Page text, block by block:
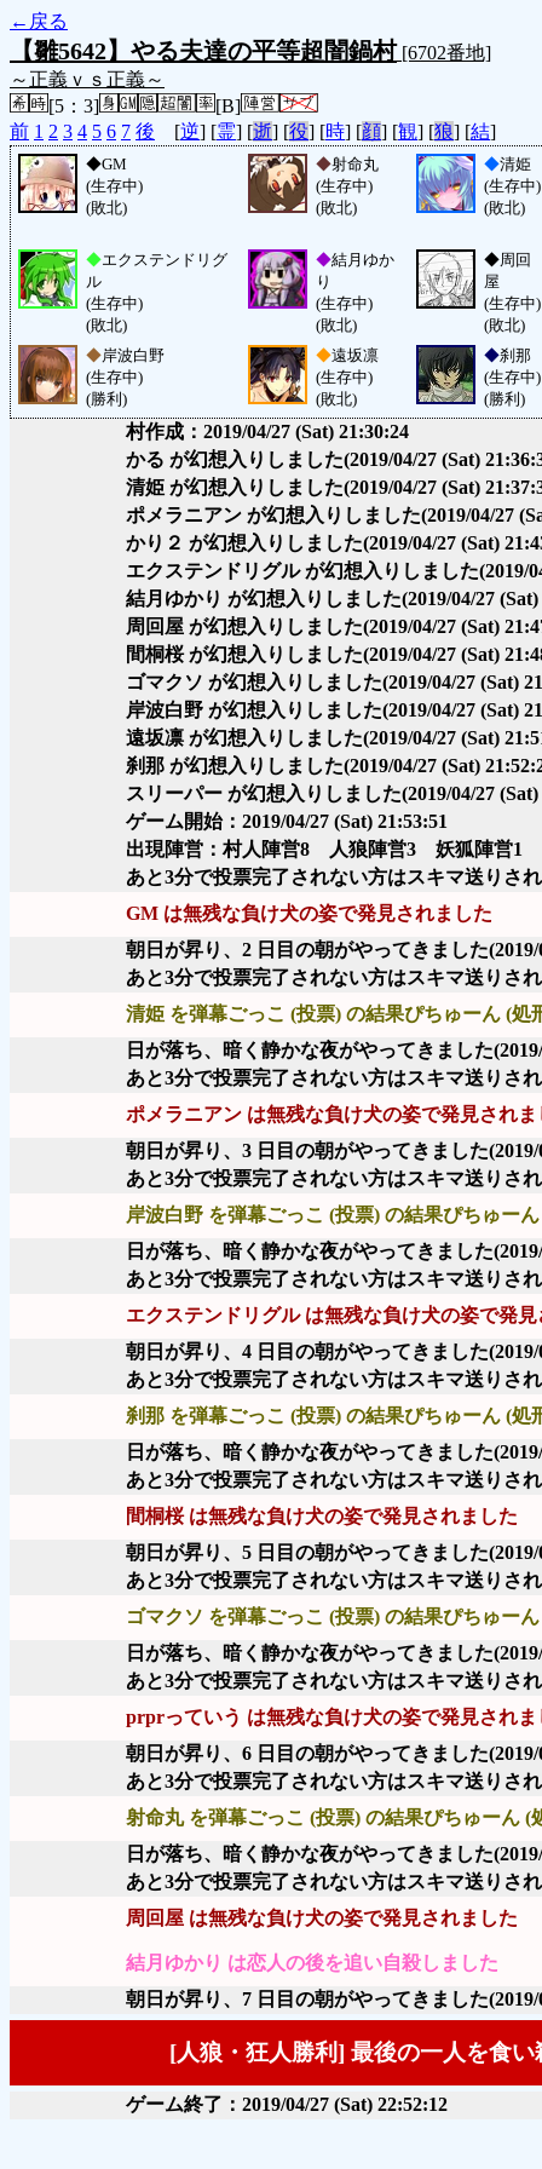
←戻る
【雛5642】やる夫達の平等超闇鍋村[6702番地]
～正義ｖｓ正義～
[5：3]
[B]
前 1 2 3 4 5 6 7 後 [逆] [霊] [逝] [役] [時] [顔] [観] [狼] [結]
◆GM
(生存中)
(敗北)
◆射命丸
(生存中)
(敗北)
◆清姫
(生存中)
(敗北)
◆エクステンドリグ
ル
(生存中)
(敗北)
◆結月ゆか
り
(生存中)
(敗北)
◆周回
屋
(生存中)
(敗北)
◆岸波白野
(生存中)
(勝利)
◆遠坂凛
(生存中)
(敗北)
◆刹那
(生存中)
(勝利)
村作成：2019/04/27 (Sat) 21:30:24
かる が幻想入りしました(2019/04/27 (Sat)
清姫 が幻想入りしました(2019/04/27 (Sat)
ポメラニアン が幻想入りしました(2019/04/27
かり２ が幻想入りしました(2019/04/27 (Sat)
エクステンドリグル が幻想入りしました(2019/
結月ゆかり が幻想入りしました(2019/04/27
周回屋 が幻想入りしました(2019/04/27 (Sat)
間桐桜 が幻想入りしました(2019/04/27 (Sat)
ゴマクソ が幻想入りしました(2019/04/27 (Sat)
岸波白野 が幻想入りしました(2019/04/27 (Sat)
遠坂凛 が幻想入りしました(2019/04/27 (Sat)
刹那 が幻想入りしました(2019/04/27 (Sat)
スリーパー が幻想入りしました(2019/04/27
ゲーム開始：2019/04/27 (Sat) 21:53:51
出現陣営：村人陣営8 人狼陣営3 妖狐陣営1
あと3分で投票完了されない方はスキマ送りさ
GM は無残な負け犬の姿で発見されました
朝日が昇り、2 日目の朝がやってきました
あと3分で投票完了されない方はスキマ送りさ
清姫 を弾幕ごっこ (投票) の結果ぴちゅーん (処
日が落ち、暗く静かな夜がやってきました
あと3分で投票完了されない方はスキマ送りさ
ポメラニアン は無残な負け犬の姿で発見されま
朝日が昇り、3 日目の朝がやってきました
あと3分で投票完了されない方はスキマ送りさ
岸波白野 を弾幕ごっこ (投票) の結果ぴちゅー
日が落ち、暗く静かな夜がやってきました
あと3分で投票完了されない方はスキマ送りさ
エクステンドリグル は無残な負け犬の姿で発
朝日が昇り、4 日目の朝がやってきました
あと3分で投票完了されない方はスキマ送りさ
刹那 を弾幕ごっこ (投票) の結果ぴちゅーん (処
日が落ち、暗く静かな夜がやってきました
あと3分で投票完了されない方はスキマ送りさ
間桐桜 は無残な負け犬の姿で発見されました
朝日が昇り、5 日目の朝がやってきました
あと3分で投票完了されない方はスキマ送りさ
ゴマクソ を弾幕ごっこ (投票) の結果ぴちゅー
日が落ち、暗く静かな夜がやってきました
あと3分で投票完了されない方はスキマ送りさ
prprっていう は無残な負け犬の姿で発見されま
朝日が昇り、6 日目の朝がやってきました
あと3分で投票完了されない方はスキマ送りさ
射命丸 を弾幕ごっこ (投票) の結果ぴちゅーん (
日が落ち、暗く静かな夜がやってきました
あと3分で投票完了されない方はスキマ送りさ
周回屋 は無残な負け犬の姿で発見されました
結月ゆかり は恋人の後を追い自殺しました
朝日が昇り、7 日目の朝がやってきました
[人狼・狂人勝利] 最後の一人を食
ゲーム終了：2019/04/27 (Sat) 22:52:12